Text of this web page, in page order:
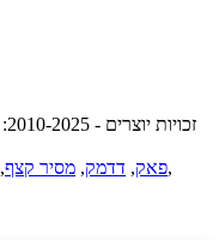
© זכויות יוצרים - 2010-2025: כל הזכויות שמורות.
פאק, דדמק, מסיר קצף, ,